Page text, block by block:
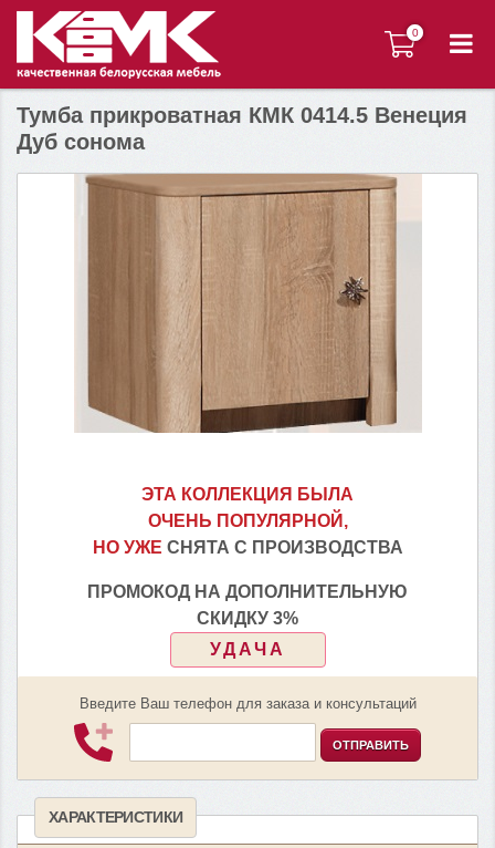
0
0
Тумба прикроватная КМК 0414.5 Венеция
Дуб сонома
ЭТА КОЛЛЕКЦИЯ БЫЛА
ОЧЕНЬ ПОПУЛЯРНОЙ,
НО УЖЕ СНЯТА С ПРОИЗВОДСТВА
ПРОМОКОД НА ДОПОЛНИТЕЛЬНУЮ
СКИДКУ 3%
УДАЧА
Введите Ваш телефон для заказа и консультаций
ОТПРАВИТЬ
ХАРАКТЕРИСТИКИ